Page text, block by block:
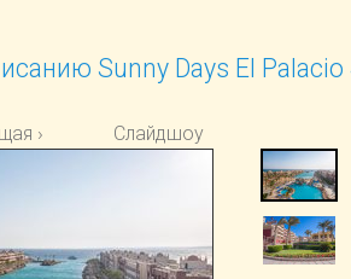
Sunny Days El Palacio
› Слайдшоу